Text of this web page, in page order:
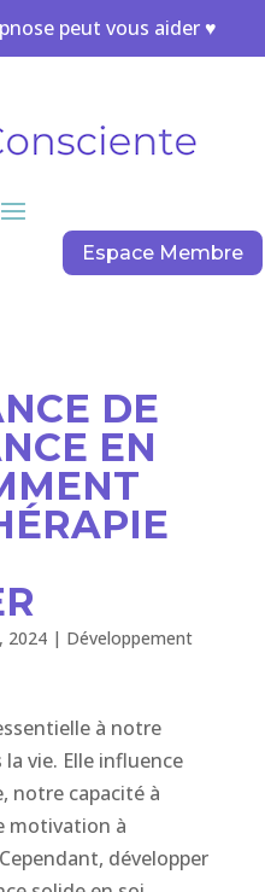
peut vous aider ♥
Espace Membre
DE
EN
2024| Développement
à notre
vie. Elle influence
notre capacité à
motivation à
développer